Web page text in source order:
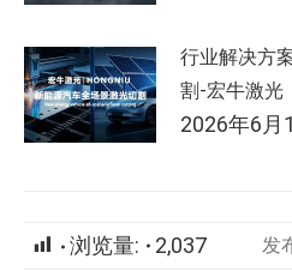
行业解决方
割-宏牛激光
2026年6月
浏览量: 2,037 发